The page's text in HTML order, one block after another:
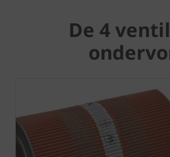
De 4